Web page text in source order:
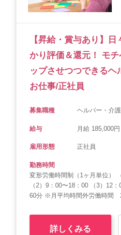
【昇給・賞与あり】
かり評価＆還元！ モ
ップさせつつできるヘ
お仕事/正社員
募集職種 ヘルパー・介
給与 月給 185,000
雇用形態 正社員
勤務時間
変形労働時間制（1ヶ月単位）
（2）9：00〜18：00 （3）12
60分 ※月平均時間外労働時間
詳しくみる